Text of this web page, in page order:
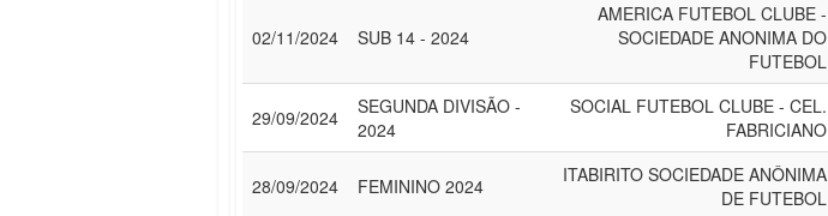
02/11/2024 SUB 14 - 2024
AMERICA FUTEBOL CLUBE -
SOCIEDADE ANONIMA DO
FUTEBOL
29/09/2024
SEGUNDA DIVISÃO -
2024
SOCIAL FUTEBOL CLUBE - CEL.
FABRICIANO
28/09/2024 FEMININO 2024
ITABIRITO SOCIEDADE ANÔNIMA
DE FUTEBOL